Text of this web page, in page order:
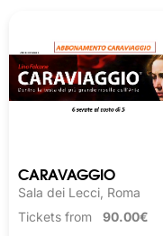
CARAVAGGIO
Sala dei Lecci, Roma
Tickets from 90.00€